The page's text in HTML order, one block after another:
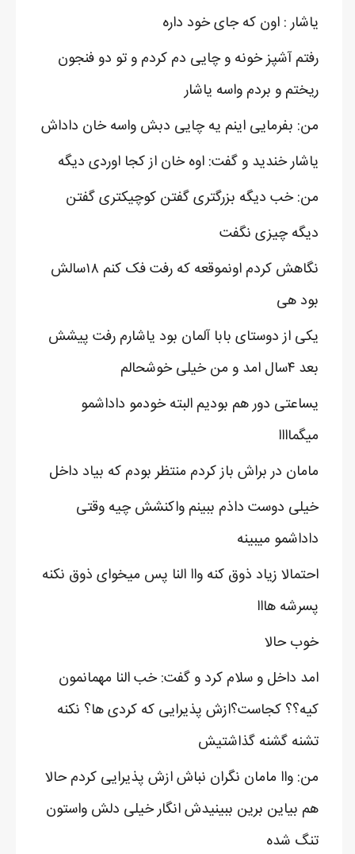
یاشار : اون که جای خود داره
رفتم آشپز خونه و چایی دم کردم و تو دو فنجون
ریختم و بردم واسه یاشار
من: بفرمایی اینم یه چایی دبش واسه خان داداش
یاشار خندید و گفت: اوه خان از کجا اوردی دیگه
من: خب دیگه بزرگتری گفتن کوچیکتری گفتن
دیگه چیزی نگفت
نگاهش کردم اونموقعه که رفت فک کنم ۱۸سالش
بود هی
یکی از دوستای بابا آلمان بود یاشارم رفت پیشش
بعد ۴سال امد و من خیلی خوشحالم
یساعتی دور هم بودیم البته خودمو داداشمو
میگماااا
مامان در براش باز کردم منتظر بودم که بیاد داخل
خیلی دوست داذم ببینم واکنشش چیه وقتی
داداشمو میبینه
احتمالا زیاد ذوق کنه واا النا پس میخوای ذوق نکنه
پسرشه هااا
خوب حالا
امد داخل و سلام کرد و گفت: خب النا مهمانمون
کیه؟؟ کجاست؟ازش پذیرایی که کردی ها؟ نکنه
تشنه گشنه گذاشتیش
من: واا مامان نگران نباش ازش پذیرایی کردم حالا
هم بیاین برین ببینیدش انگار خیلی دلش واستون
تنگ شده